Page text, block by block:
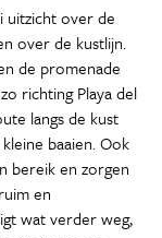
uitzicht over de
over de kustlijn.
de promenade
richting Playa del
langs de kust
baaien. Ook
bereik en zorgen
en
wat verder weg,